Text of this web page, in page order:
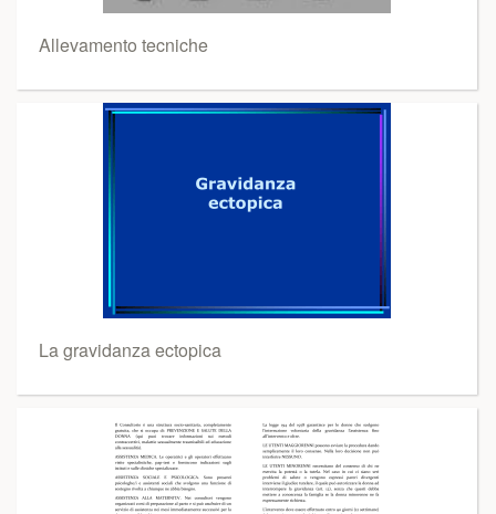
Allevamento tecniche
La gravidanza ectopica